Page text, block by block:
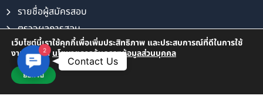
รายชื่อผู้สมัครสอบ
ตรวจผลการสอบ
ดาวน์โหลดใบรับรอง
LiMCU-Course
ลงทะเบียนเรียน
เว็บไซต์นี้เราใช้คุกกี้เพื่อเพิ่มประสิทธิภาพ และประสบการณ์ที่ดีในการใช้
งานเว็บไซต์นโยบายการคุ้มครองข้อมูลส่วนบุคคล
ยอมรับ
Contact Us
2
Contact Us